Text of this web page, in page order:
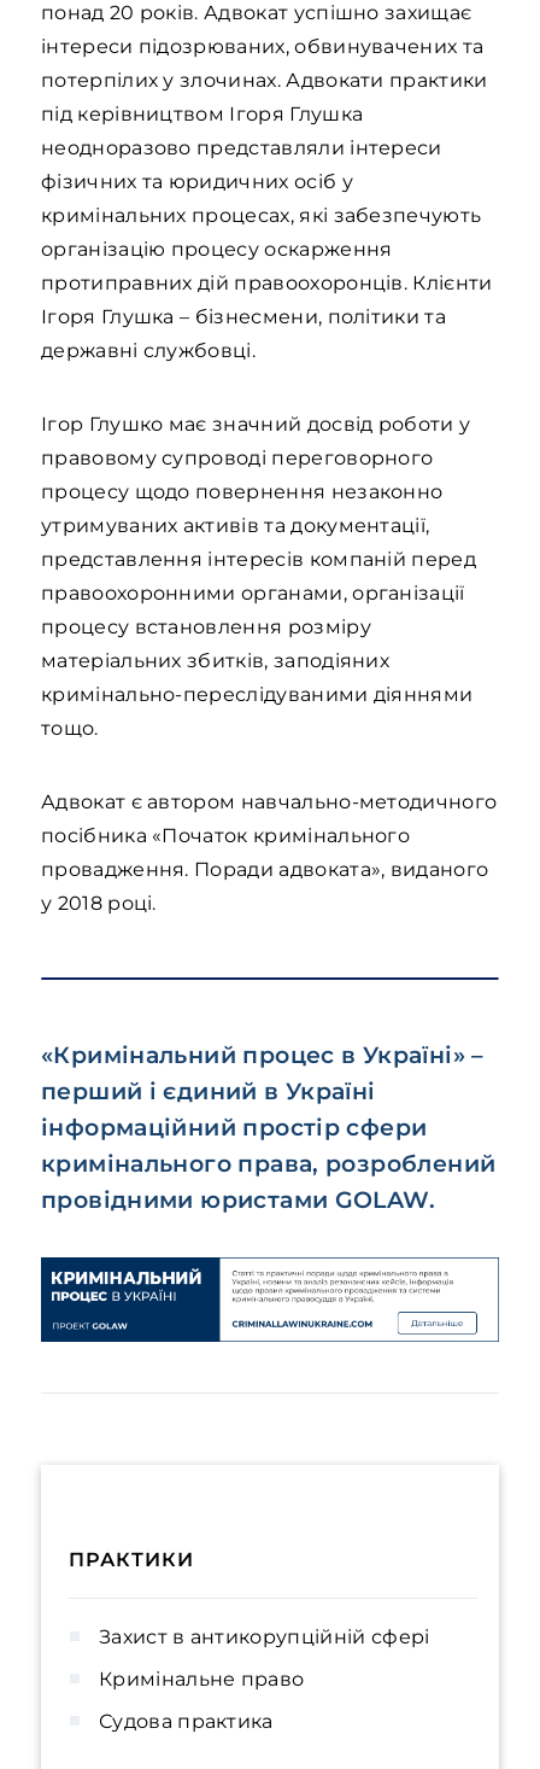
понад 20 років. Адвокат успішно захищає
інтереси підозрюваних, обвинувачених та
потерпілих у злочинах. Адвокати практики
під керівництвом Ігоря Глушка
неодноразово представляли інтереси
фізичних та юридичних осіб у
кримінальних процесах, які забезпечують
організацію процесу оскарження
протиправних дій правоохоронців. Клієнти
Ігоря Глушка – бізнесмени, політики та
державні службовці.
Ігор Глушко має значний досвід роботи у
правовому супроводі переговорного
процесу щодо повернення незаконно
утримуваних активів та документації,
представлення інтересів компаній перед
правоохоронними органами, організації
процесу встановлення розміру
матеріальних збитків, заподіяних
кримінально-переслідуваними діяннями
тощо.
Адвокат є автором навчально-методичного
посібника «Початок кримінального
провадження. Поради адвоката», виданого
у 2018 році.
«Кримінальний процес в Україні» –
перший і єдиний в Україні
інформаційний простір сфери
кримінального права, розроблений
провідними юристами GOLAW.
ПРАКТИКИ
Захист в антикорупційній сфері
Кримінальне право
Судова практика